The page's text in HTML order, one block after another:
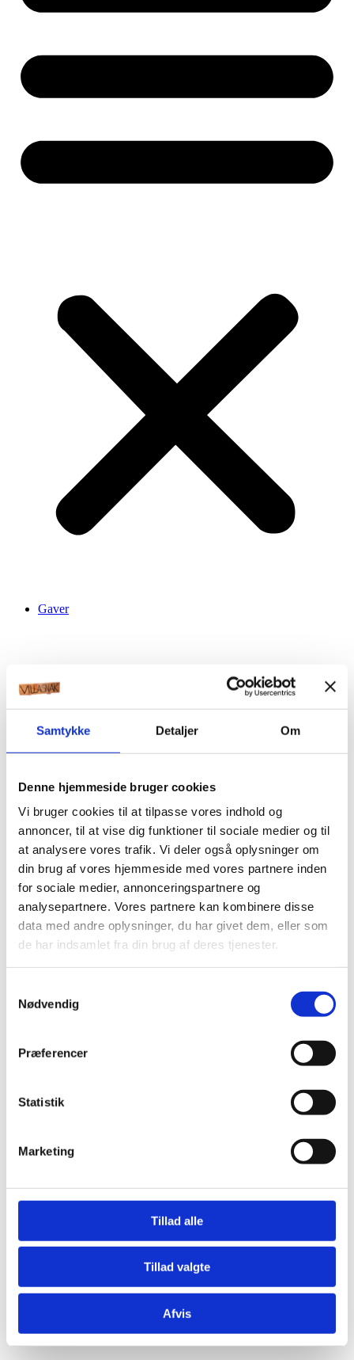
Samtykke Detaljer Om
Denne hjemmeside bruger cookies
Vi bruger cookies til at tilpasse vores indhold og
annoncer, til at vise dig funktioner til sociale medier og til
at analysere vores trafik. Vi deler også oplysninger om
din brug af vores hjemmeside med vores partnere inden
for sociale medier, annonceringspartnere og
analysepartnere. Vores partnere kan kombinere disse
data med andre oplysninger, du har givet dem, eller som
de har indsamlet fra din brug af deres tjenester.
Nødvendig
Præferencer
Statistik
Marketing
Tillad alle
Tillad valgte
Afvis
Gaver
Krystaller